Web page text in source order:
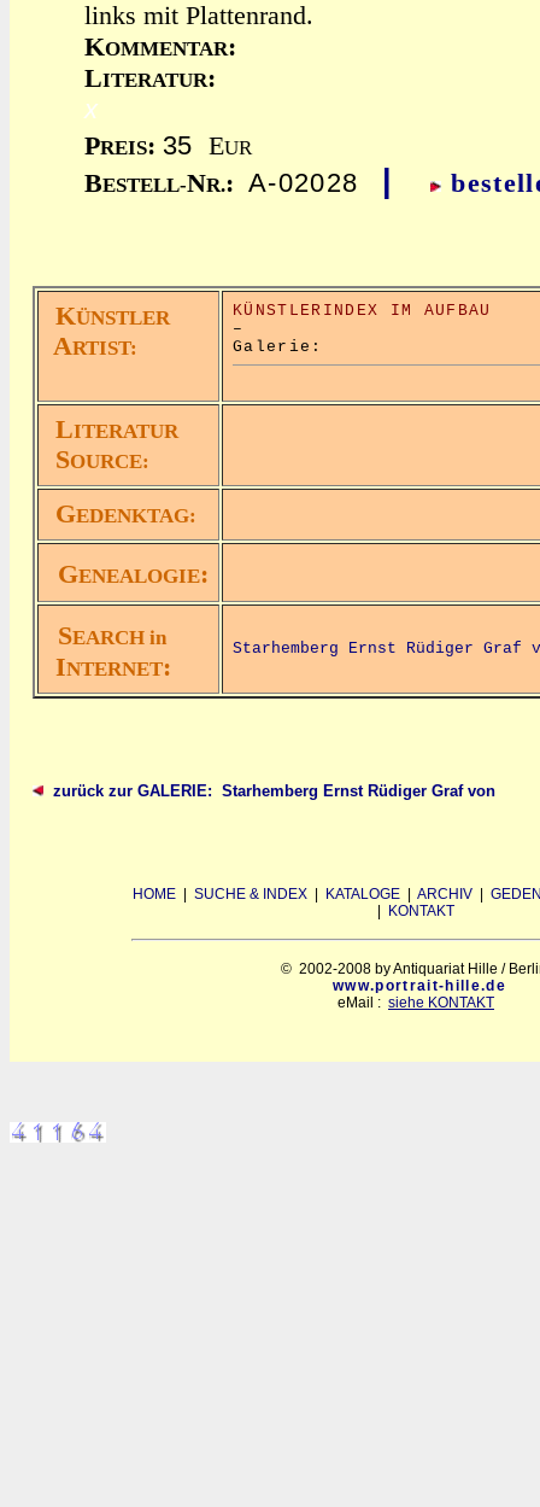
links mit Plattenrand.
KOMMENTAR:
LITERATUR:
x
PREIS: 35 EUR
BESTELL-NR.: A-02028 |
KÜNSTLER
ARTIST:
KÜNSTLERINDEX IM AUFBAU
–
Galerie:
LITERATUR
SOURCE:
GEDENKTAG:
GENEALOGIE:
SEARCH in
INTERNET:
Starhemberg Ernst Rüdiger Graf
zurück zur GALERIE: Starhemberg Ernst Rüdiger Graf von
HOME SUCHE & INDEX KATALOGE ARCHIV
KONTAKT
© 2002-2008 by Antiquariat Hille /
www.portrait-hille.de
eMail : siehe KONTAKT